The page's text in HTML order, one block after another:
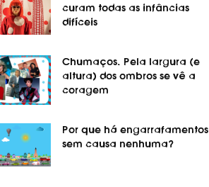
curam todas as infâncias
difíceis
Chumaços. Pela largura (e
altura) dos ombros se vê a
coragem
Por que há engarrafamentos
sem causa nenhuma?